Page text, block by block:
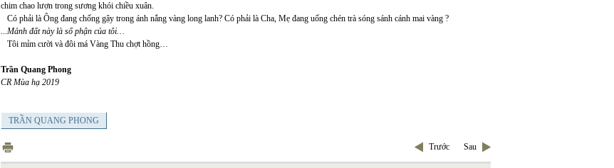
chim chao lượn trong sương khói chiều xuân.
Có phải là Ông đang chống gậy trong ánh nắng vàng long lanh? Có phải là Cha, Mẹ đang uống chén trà sóng sánh cánh mai vàng ?
...Mảnh đất này là số phận của tôi…
Tôi mỉm cười và đôi má Vàng Thu chợt hồng…
Trần Quang Phong
CR Mùa hạ 2019
TRẦN QUANG PHONG
Trước Sau